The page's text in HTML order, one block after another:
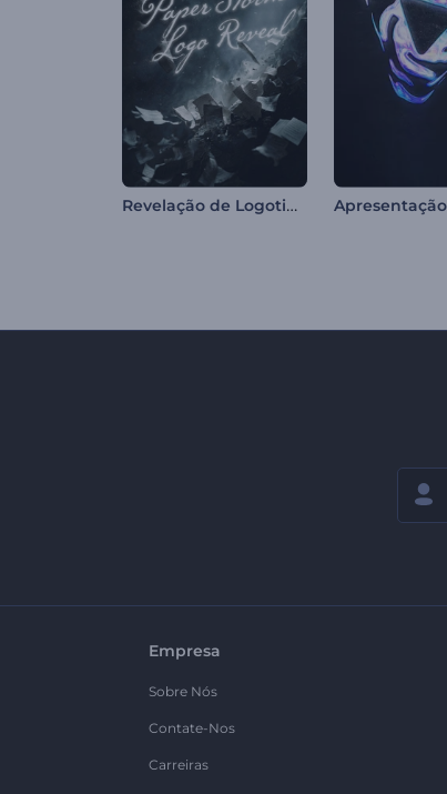
Revelação de Logotipo Paper Storm
Empresa
Sobre Nós
Contate-Nos
Carreiras